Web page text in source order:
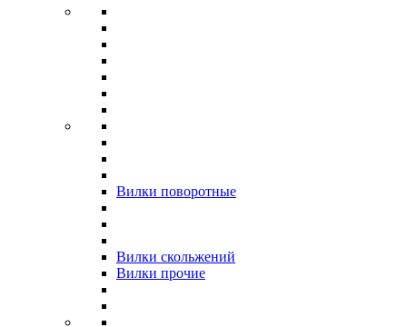
Вилки поворотные
Вилки скольжений
Вилки прочие